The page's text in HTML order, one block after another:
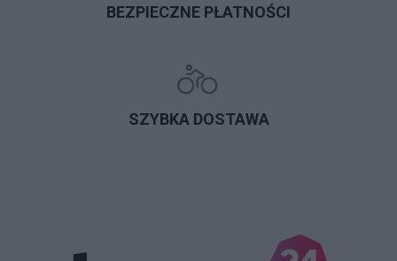
BEZPIECZNE PŁATNOŚCI
SZYBKA DOSTAWA